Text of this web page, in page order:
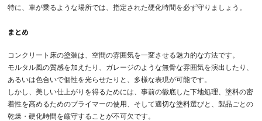
特に、車が乗るような場所では、指定された硬化時間を必ず守りましょう。
まとめ
コンクリート床の塗装は、空間の雰囲気を一変させる魅力的な方法です。
モルタル風の質感を加えたり、ガレージのような無骨な雰囲気を演出したり、
あるいは色合いで個性を光らせたりと、多様な表現が可能です。
しかし、美しい仕上がりを得るためには、事前の徹底した下地処理、塗料の密
着性を高めるためのプライマーの使用、そして適切な塗料選びと、製品ごとの
乾燥・硬化時間を厳守することが不可欠です。